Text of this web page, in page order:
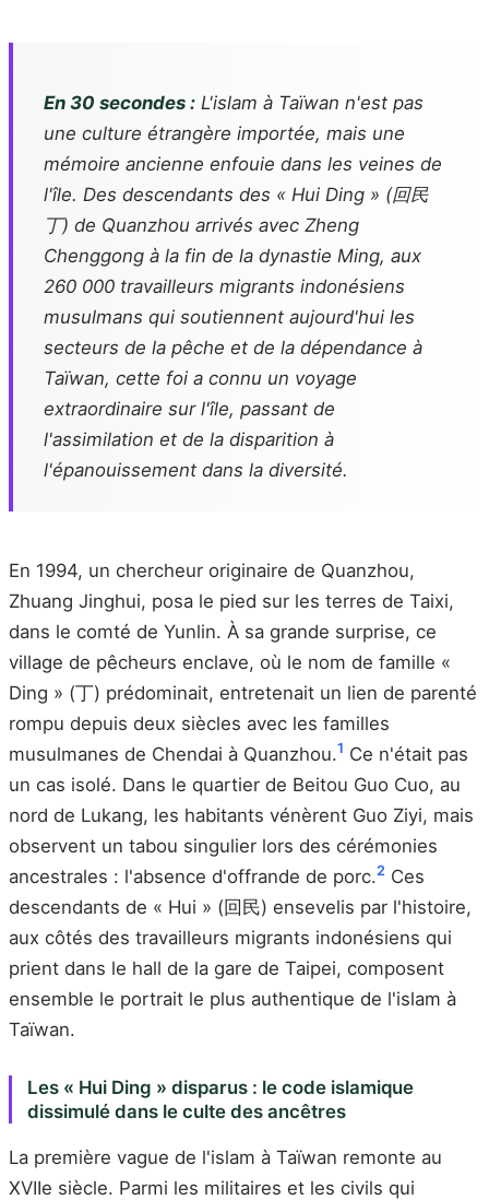
En 30 secondes : L'islam à Taïwan n'est pas
une culture étrangère importée, mais une
mémoire ancienne enfouie dans les veines de
l'île. Des descendants des « Hui Ding » (回民
丁) de Quanzhou arrivés avec Zheng
Chenggong à la fin de la dynastie Ming, aux
260 000 travailleurs migrants indonésiens
musulmans qui soutiennent aujourd'hui les
secteurs de la pêche et de la dépendance à
Taïwan, cette foi a connu un voyage
extraordinaire sur l'île, passant de
l'assimilation et de la disparition à
l'épanouissement dans la diversité.
En 1994, un chercheur originaire de Quanzhou,
Zhuang Jinghui, posa le pied sur les terres de Taixi,
dans le comté de Yunlin. À sa grande surprise, ce
village de pêcheurs enclave, où le nom de famille «
Ding » (丁) prédominait, entretenait un lien de parenté
rompu depuis deux siècles avec les familles
musulmanes de Chendai à Quanzhou.1 Ce n'était pas
un cas isolé. Dans le quartier de Beitou Guo Cuo, au
nord de Lukang, les habitants vénèrent Guo Ziyi, mais
observent un tabou singulier lors des cérémonies
ancestrales : l'absence d'offrande de porc.2 Ces
descendants de « Hui » (回民) ensevelis par l'histoire,
aux côtés des travailleurs migrants indonésiens qui
prient dans le hall de la gare de Taipei, composent
ensemble le portrait le plus authentique de l'islam à
Taïwan.
Les « Hui Ding » disparus : le code islamique
dissimulé dans le culte des ancêtres
La première vague de l'islam à Taïwan remonte au
XVIIe siècle. Parmi les militaires et les civils qui